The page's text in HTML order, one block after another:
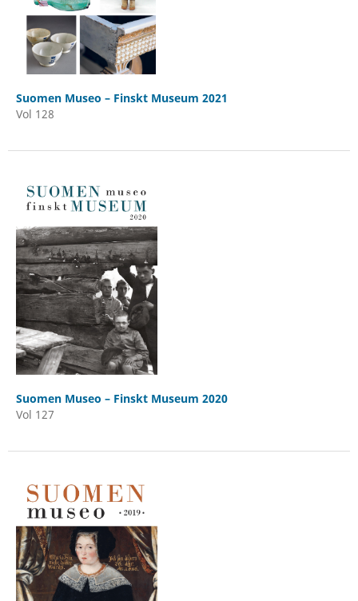
Suomen Museo – Finskt Museum 2021
Vol 128
Suomen Museo – Finskt Museum 2020
Vol 127